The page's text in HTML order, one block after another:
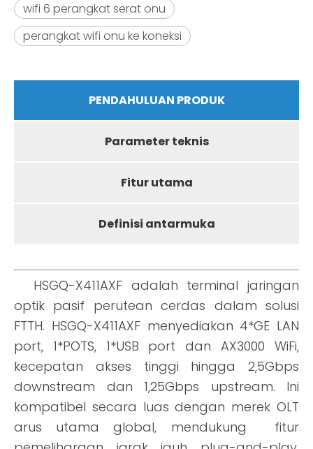
wifi 6 perangkat serat onu
perangkat wifi onu ke koneksi
PENDAHULUAN PRODUK
Parameter teknis
Fitur utama
Definisi antarmuka
HSGQ-X411AXF adalah terminal jaringan
optik pasif perutean cerdas dalam solusi
FTTH. HSGQ-X411AXF menyediakan 4*GE LAN
port, 1*POTS, 1*USB port dan AX3000 WiFi,
kecepatan akses tinggi hingga 2,5Gbps
downstream dan 1,25Gbps upstream. Ini
kompatibel secara luas dengan merek OLT
arus utama global, mendukung fitur